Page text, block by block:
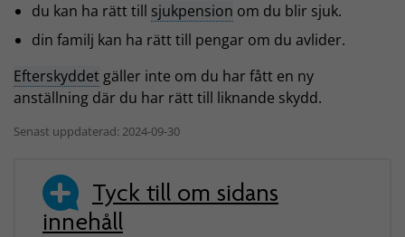
du kan ha rätt till sjukpension om du blir sjuk.
din familj kan ha rätt till pengar om du avlider.
Efterskyddet gäller inte om du har fått en ny
anställning där du har rätt till liknande skydd.
Senast uppdaterad: 2024-09-30
Tyck till om sidans
innehåll